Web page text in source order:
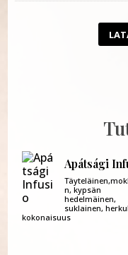
Apátsági
n, kypsän
hedelmäinen,
suklainen,
kokonaisuus